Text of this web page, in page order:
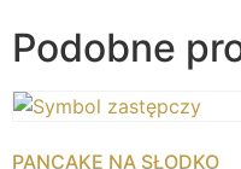
Podobne
PANCAKE NA SŁODKO